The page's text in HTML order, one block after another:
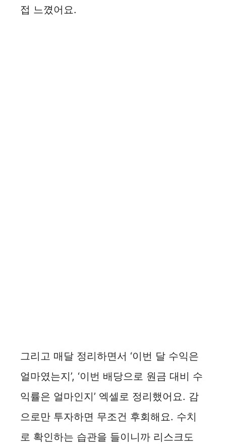
접 느꼈어요.
그리고 매달 정리하면서 ‘이번 달 수익은
얼마였는지’, ‘이번 배당으로 원금 대비 수
익률은 얼마인지’ 엑셀로 정리했어요. 감
으로만 투자하면 무조건 후회해요. 수치
로 확인하는 습관을 들이니까 리스크도